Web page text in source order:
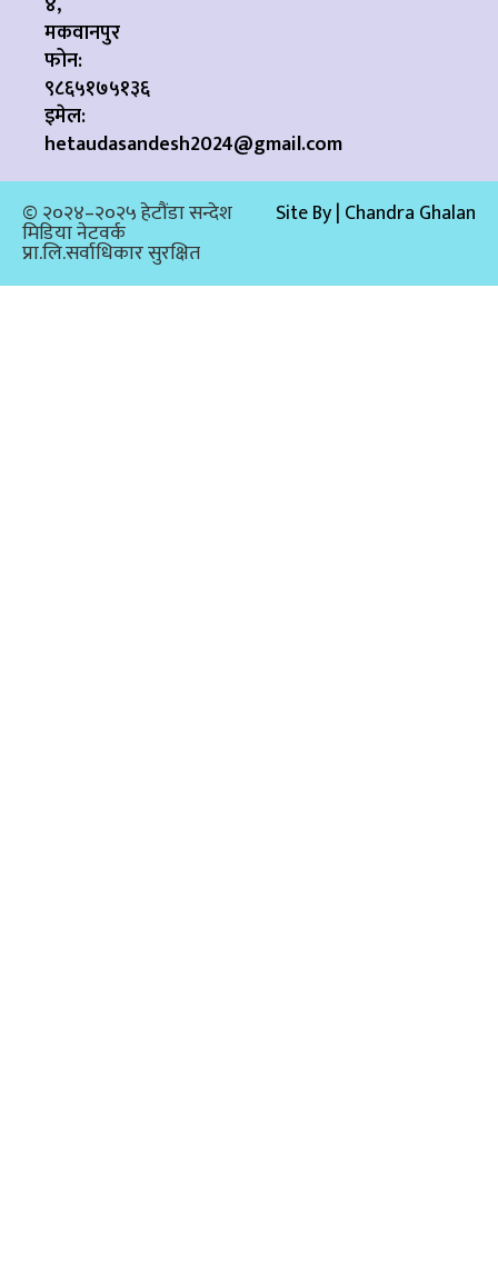
मकवानपुर
फोन:
९८६५१७५१३६
इमेल:
hetaudasandesh2024@gmail.com
© २०२४–२०२५ हेटौंडा सन्देश
मिडिया नेटवर्क
प्रा.लि.सर्वाधिकार सुरक्षित​
Site By | Chandra Ghalan